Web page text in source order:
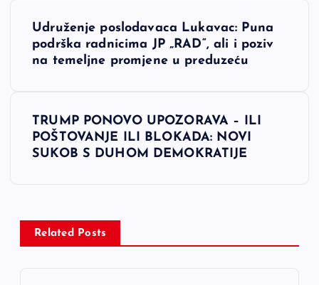
N
c
Udruženje poslodavaca Lukavac: Puna
podrška radnicima JP „RAD“, ali i poziv
na temeljne promjene u preduzeću
TRUMP PONOVO UPOZORAVA – ILI
POŠTOVANJE ILI BLOKADA: NOVI
SUKOB S DUHOM DEMOKRATIJE
Related Posts